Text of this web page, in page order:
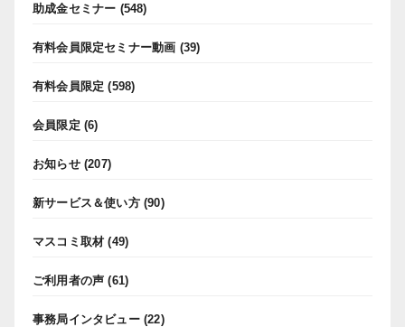
助成金セミナー (548)
有料会員限定セミナー動画 (39)
有料会員限定 (598)
会員限定 (6)
お知らせ(207)
新サービス＆使い方(90)
マスコミ取材 (49)
ご利用者の声 (61)
事務局インタビュー(22)